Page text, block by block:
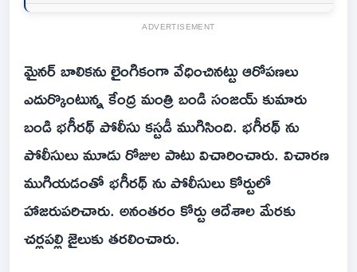
ADVERTISEMENT
మైనర్ బాలికను లైంగికంగా వేధించినట్టు ఆరోపణలు
ఎదుర్కొంటున్న కేంద్ర మంత్రి బండి సంజయ్ కుమారు
బండి భగీరథ్ పోలీసు కస్టడీ ముగిసింది. భగీరథ్ ను
పోలీసులు మూడు రోజుల పాటు విచారించారు. విచారణ
ముగియడంతో భగీరథ్ ను పోలీసులు కోర్టులో
హాజరుపరిచారు. అనంతరం కోర్టు ఆదేశాల మేరకు
చర్లపల్లి జైలుకు తరలించారు.